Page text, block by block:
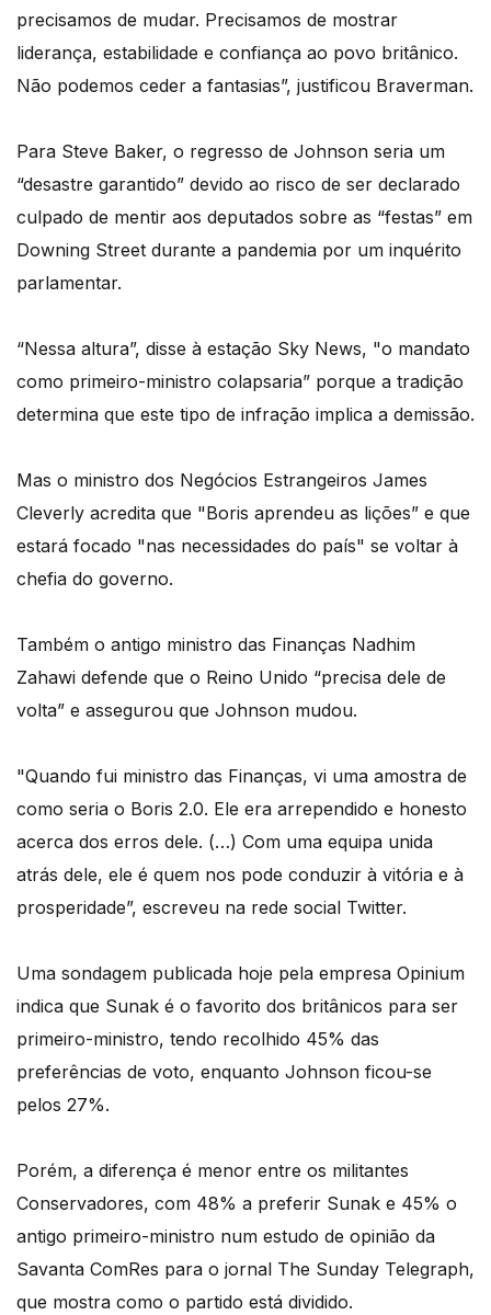
precisamos de mudar. Precisamos de mostrar
liderança, estabilidade e confiança ao povo britânico.
Não podemos ceder a fantasias”, justificou Braverman.
Para Steve Baker, o regresso de Johnson seria um
“desastre garantido” devido ao risco de ser declarado
culpado de mentir aos deputados sobre as “festas” em
Downing Street durante a pandemia por um inquérito
parlamentar.
“Nessa altura”, disse à estação Sky News, "o mandato
como primeiro-ministro colapsaria” porque a tradição
determina que este tipo de infração implica a demissão.
Mas o ministro dos Negócios Estrangeiros James
Cleverly acredita que "Boris aprendeu as lições” e que
estará focado "nas necessidades do país" se voltar à
chefia do governo.
Também o antigo ministro das Finanças Nadhim
Zahawi defende que o Reino Unido “precisa dele de
volta” e assegurou que Johnson mudou.
"Quando fui ministro das Finanças, vi uma amostra de
como seria o Boris 2.0. Ele era arrependido e honesto
acerca dos erros dele. (…) Com uma equipa unida
atrás dele, ele é quem nos pode conduzir à vitória e à
prosperidade”, escreveu na rede social Twitter.
Uma sondagem publicada hoje pela empresa Opinium
indica que Sunak é o favorito dos britânicos para ser
primeiro-ministro, tendo recolhido 45% das
preferências de voto, enquanto Johnson ficou-se
pelos 27%.
Porém, a diferença é menor entre os militantes
Conservadores, com 48% a preferir Sunak e 45% o
antigo primeiro-ministro num estudo de opinião da
Savanta ComRes para o jornal The Sunday Telegraph,
que mostra como o partido está dividido.